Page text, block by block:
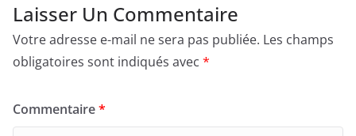
Laisser Un Commentaire
Votre adresse e-mail ne sera pas publiée. Les champs
obligatoires sont indiqués avec *
Commentaire*